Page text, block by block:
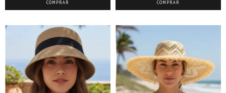
COMPRAR COMPRAR